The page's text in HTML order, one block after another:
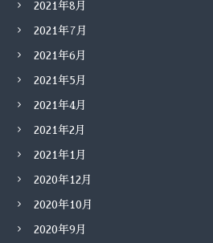
2021年8月
2021年7月
2021年6月
2021年5月
2021年4月
2021年2月
2021年1月
2020年12月
2020年10月
2020年9月